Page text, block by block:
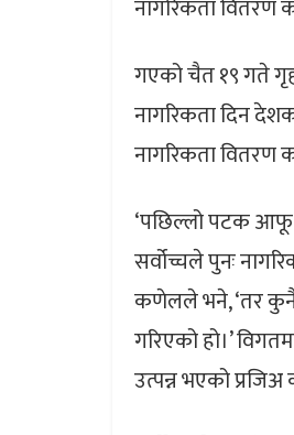
नागरिकता वितरण
गएको चैत १९ गते
नागरिकता दिन
नागरिकता वितरण
‘पछिल्लो पटक आफू
सर्वोच्चले पुनः
कणेलले भने, ‘तर कुनै
गरिएको हो।’
उत्पन्न भएको